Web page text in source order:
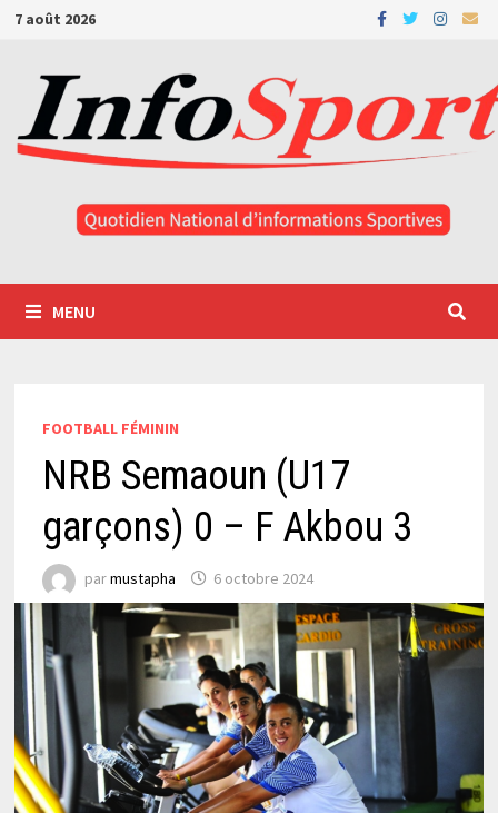
Passer
contenu
7 août 2026
MENU
FOOTBALL FÉMININ
NRB Semaoun (U17
garçons) 0 – F Akbou 3
parmustapha 6 octobre 2024